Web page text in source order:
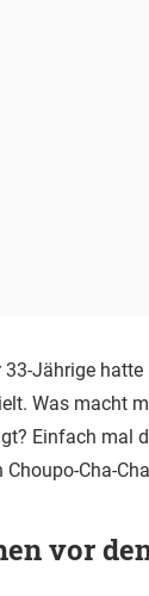
33-Jährige
Was macht
Einfach mal
Cha-
vor